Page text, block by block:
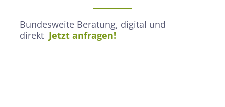
Bundesweite Beratung, digital und
direkt Jetzt anfragen!